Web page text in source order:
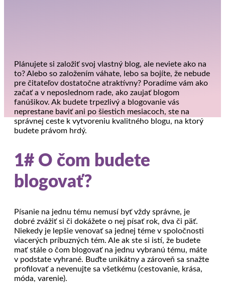
Plánujete si založiť svoj vlastný blog, ale neviete ako na
to? Alebo so založením váhate, lebo sa bojíte, že nebude
pre čitateľov dostatočne atraktívny? Poradíme vám ako
začať a v neposlednom rade, ako zaujať blogom
fanúšikov. Ak budete trpezlivý a blogovanie vás
neprestane baviť ani po šiestich mesiacoch, ste na
správnej ceste k vytvoreniu kvalitného blogu, na ktorý
budete právom hrdý.
1# O čom budete
blogovať?
Písanie na jednu tému nemusí byť vždy správne, je
dobré zvážiť si či dokážete o nej písať rok, dva či päť.
Niekedy je lepšie venovať sa jednej téme v spoločnosti
viacerých príbuzných tém. Ale ak ste si istí, že budete
mať stále o čom blogovať na jednu vybranú tému, máte
v podstate vyhrané. Buďte unikátny a zároveň sa snažte
profilovať a nevenujte sa všetkému (cestovanie, krása,
móda, varenie).